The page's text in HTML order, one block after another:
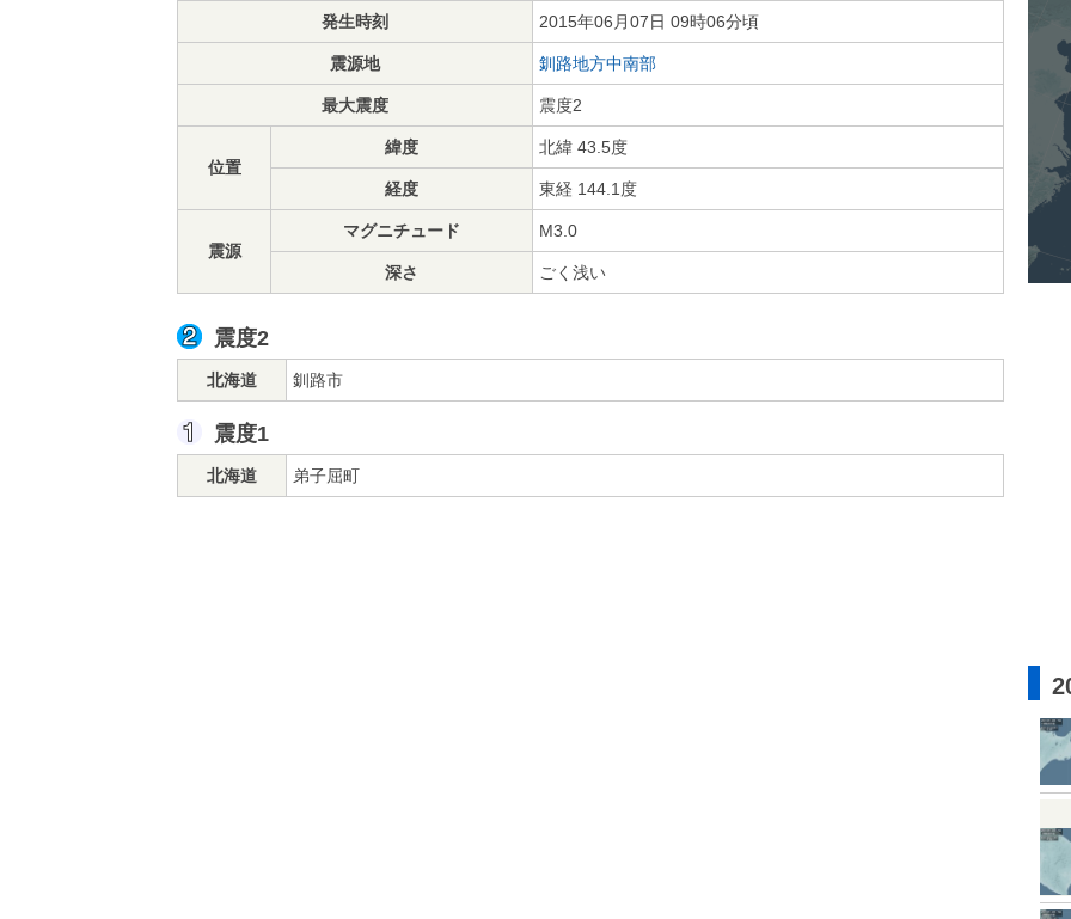
発生時刻 2015年06月07日 09時06分頃
震源地 釧路地方中南部
最大震度 震度2
位置
緯度 北緯 43.5度
経度 東経 144.1度
震源
マグニチュード M3.0
深さ ごく浅い
震度2
北海道 釧路市
震度1
北海道 弟子屈町